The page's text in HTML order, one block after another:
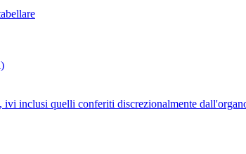
inclusi quelli conferiti discrezionalmente